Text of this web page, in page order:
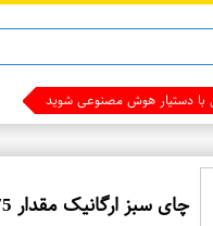
با دستیار هوش مصنوعی شوید
چای سبز ارگانیک مقدار 75 گرم برند راز طبیعت